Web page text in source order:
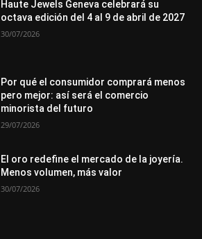
Haute Jewels Geneva celebrará su
octava edición del 4 al 9 de abril de 2027
30/07/2026
Por qué el consumidor comprará menos
pero mejor: así será el comercio
minorista del futuro
29/07/2026
El oro redefine el mercado de la joyería.
Menos volumen, más valor
30/07/2026